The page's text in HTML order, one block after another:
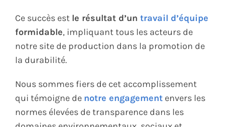
Ce succès est le résultat d’un travail d’équipe
formidable, impliquant tous les acteurs de
notre site de production dans la promotion de
la durabilité.
Nous sommes fiers de cet accomplissement
qui témoigne de notre engagement envers les
normes élevées de transparence dans les